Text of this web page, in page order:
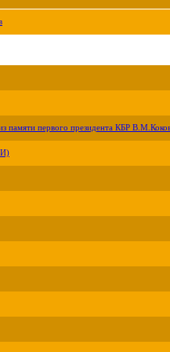
памяти первого президента КБР